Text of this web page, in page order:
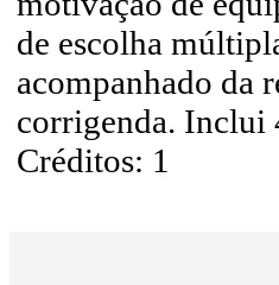
de escolha
acompanhado da
corrigenda. Inclui
Créditos: 1